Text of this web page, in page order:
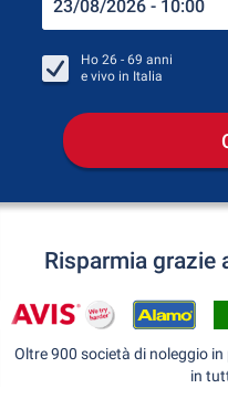
Ho 26 - 69 anni
e vivo in Italia
Risparmia grazie
Oltre 900 società di noleggio
in